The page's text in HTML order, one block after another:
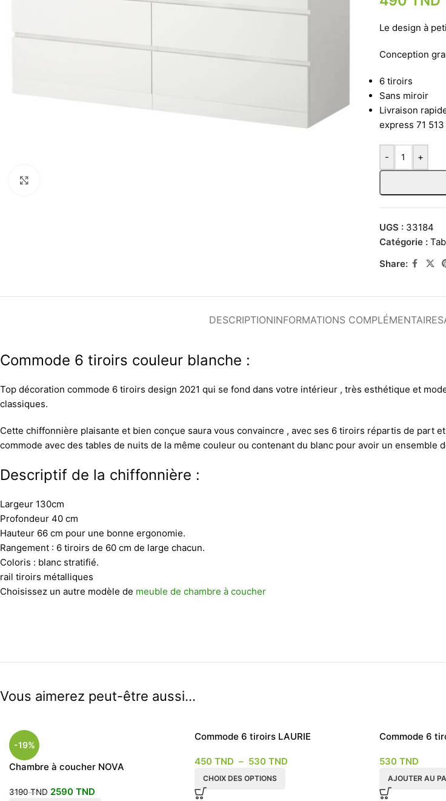
Le design à
Conception
6 tiroirs
Sans miroir
Livraison
express 71
- +
UGS : 33184
Catégorie :
Share:
DESCRIPTIONINFORMATIONS COMPLÉMENTAIRES
Commode 6 tiroirs couleur blanche :
Top décoration commode 6 tiroirs design 2021 qui se fond dans votre intérieur , très esthétique et
classiques.
Cette chiffonnière plaisante et bien conçue saura vous convaincre , avec ses 6 tiroirs répartis de part
commode avec des tables de nuits de la même couleur ou contenant du blanc pour avoir un ensemble
Descriptif de la chiffonnière :
Largeur 130cm
Profondeur 40 cm
Hauteur 66 cm pour une bonne ergonomie.
Rangement : 6 tiroirs de 60 cm de large chacun.
Coloris : blanc stratifié.
rail tiroirs métalliques
Choisissez un autre modèle de meuble de chambre à coucher
Vous aimerez peut-être aussi…
-19%
Chambre à coucher NOVA
3190TND 2590 TND
Commode 6 tiroirs LAURIE
450 TND – 530 TND
CHOIX DES OPTIONS
Commode 6
avec miroir
530 TND
AJOUTER AU